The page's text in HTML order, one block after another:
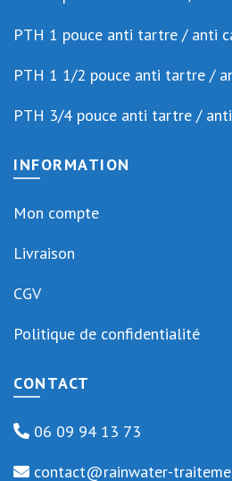
PTH 1 pouce anti tartre / anti
PTH 1 1/2 pouce anti tartre /
PTH 3/4 pouce anti tartre /
INFORMATION
Mon compte
Livraison
CGV
Politique de confidentialité
CONTACT
06 09 94 13 73
contact@rainwater-